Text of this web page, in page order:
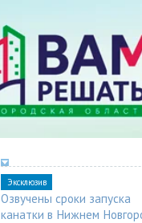
Эксклюзив
Озвучены сроки запуска
канатки в Нижнем